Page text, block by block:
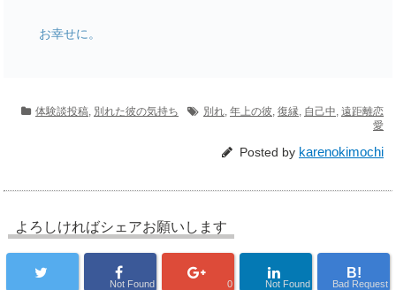
お幸せに。
体験談投稿, 別れた彼の気持ち 別れ, 年上の彼, 復縁, 自己中, 遠距離恋
愛
Posted by karenokimochi
よろしければシェアお願いします
Not Found 0 Not Found
B!
Bad Request